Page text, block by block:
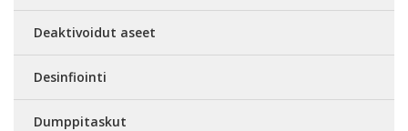
Deaktivoidut aseet
Desinfiointi
Dumppitaskut